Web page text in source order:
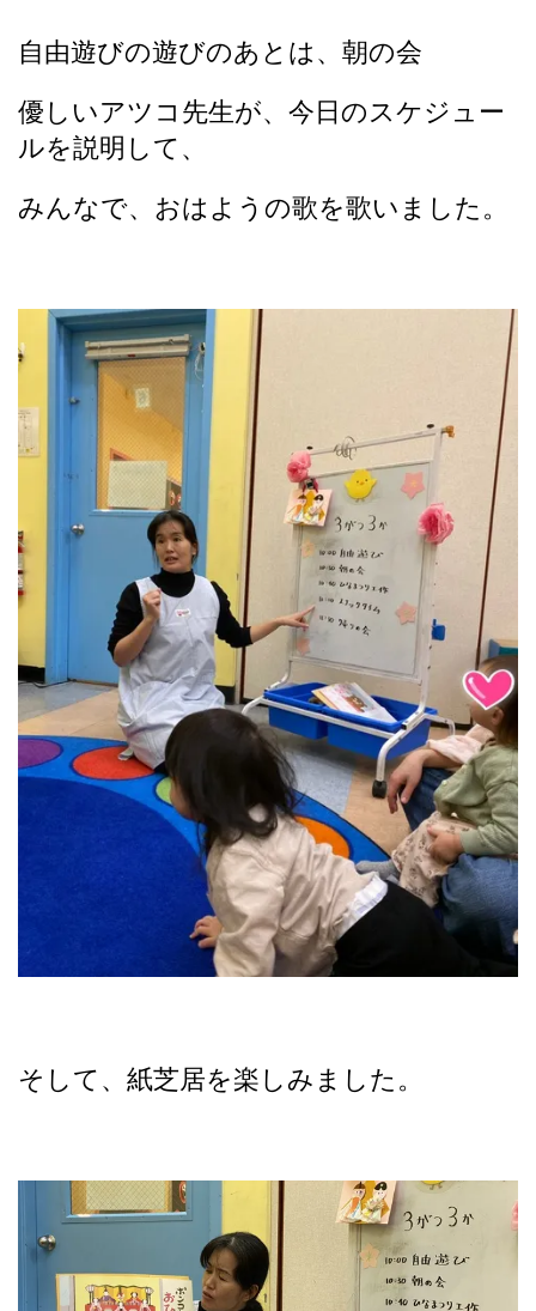
自由遊びの遊びのあとは、朝の会
優しいアツコ先生が、今日のスケジュー
ルを説明して、
みんなで、おはようの歌を歌いました。
そして、紙芝居を楽しみました。